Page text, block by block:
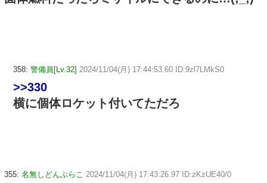
358: 警備員[Lv.32] 2024/11/04(月) 17:44:53.60 ID:9zl7LMkS0
>>330
横に個体ロケット付いてただろ
355: 名無しどんぶらこ 2024/11/04(月) 17:43:26.97 ID:zKzUE40/0